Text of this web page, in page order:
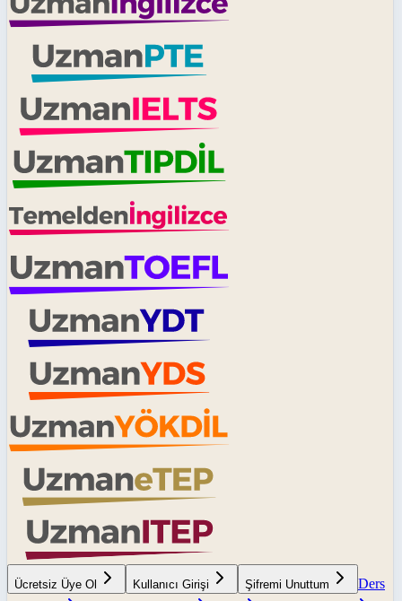
Ücretsiz Üye Ol Kullanıcı Girişi Şifremi Unuttum
Ders